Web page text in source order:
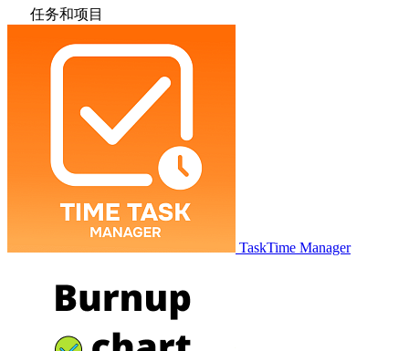
任务和项目
TaskTime Manager